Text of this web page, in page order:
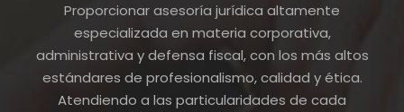
Proporcionar asesoría jurídica altamente
especializada en materia corporativa,
administrativa y defensa fiscal, con los más altos
estándares de profesionalismo, calidad y ética.
Atendiendo a las particularidades de cada